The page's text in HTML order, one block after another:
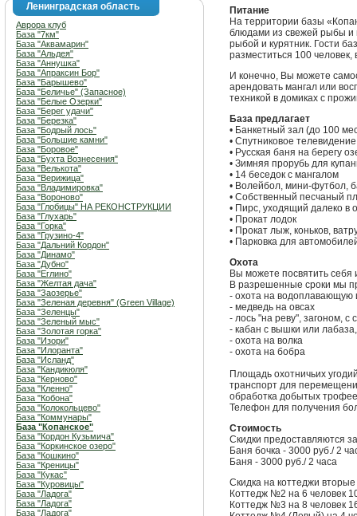
Ленинградская область
Аврора клуб
База "7км"
База "Аквамарин"
База "Альдея"
База "Аннушка"
База "Апраксин Бор"
База "Барышево"
База "Беличье" (Запасное)
База "Белые Озерки"
База "Берег удачи"
База "Березка"
База "Бодрый лось"
База "Большие камни"
База "Боровое"
База "Бухта Вознесения"
База "Велькота"
База "Верижица"
База "Владимировка"
База "Вороново"
База "Глобицы" НА РЕКОНСТРУКЦИИ
База "Глухарь"
База "Горка"
База "Грузино-4"
База "Дальний Кордон"
База "Динамо"
База "Дубно"
База "Еглино"
База "Желтая дача"
База "Заозерье"
База "Зеленая деревня" (Green Village)
База "Зеленцы"
База "Зеленый мыс"
База "Золотая горка"
База "Изори"
База "Илоранта"
База "Исланд"
База "Кандикюля"
База "Керново"
База "Кленно"
База "Кобона"
База "Колокольцево"
База "Коммунары"
База "Копанское"
База "Кордон Кузьмича"
База "Коркинское озеро"
База "Кошкино"
База "Креницы"
База "Кукас"
База "Куровицы"
База "Ладога"
База "Ладога"
База "Ладога"
Питание
На территории базы
блюдами из свежей рыбы и
рыбой и курятник. Гости
разместиться 100
И конечно, Вы можете
арендовать мангал или
техникой в домиках с
База предлагает
• Банкетный зал (до 100
• Спутниковое телевидение
• Русская баня на берегу
• Зимняя прорубь для
• 14 беседок с мангалом
• Волейбол, мини-футбол,
• Собственный песчаный
• Пирс, уходящий далеко в
• Прокат лодок
• Прокат лыж, коньков,
• Парковка для
Охота
Вы можете посвятить
В разрешенные сроки мы
- охота на водоплавающую
- медведь на овсах
- лось "на реву", загоном, с
- кабан с вышки или
- охота на волка
- охота на бобра
Площадь охотничьих
транспорт для
обработка добытых
Телефон для получения
Стоимость
Скидки предоставляются
Баня бочка - 3000 руб./ 2
Баня - 3000 руб./ 2 часа
Скидка на коттеджи вторые
Коттедж №2 на 6 человек
Коттедж №3 на 8 человек